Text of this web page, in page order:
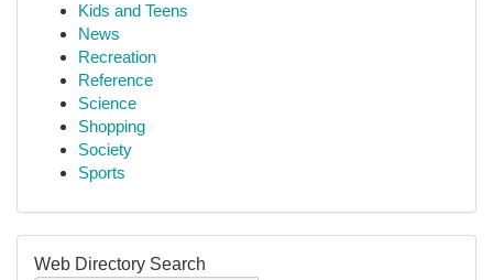
Kids and Teens
News
Recreation
Reference
Science
Shopping
Society
Sports
Web Directory Search